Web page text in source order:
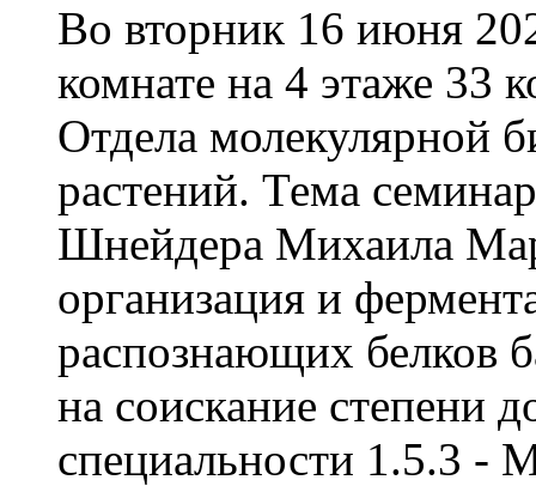
Во вторник 16 июня
комнате на 4 этаже 33
Отдела молекулярной
растений. Тема
Шнейдера Михаила
организация и
распознающих белков
на соискание степени
специальности 1.5.3 -